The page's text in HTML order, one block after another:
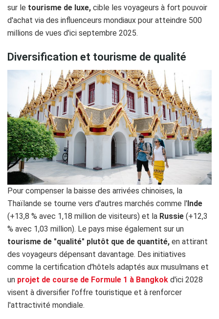
sur le tourisme de luxe, cible les voyageurs à fort pouvoir
d'achat via des influenceurs mondiaux pour atteindre 500
millions de vues d'ici septembre 2025.
Diversification et tourisme de qualité
Pour compenser la baisse des arrivées chinoises, la
Thaïlande se tourne vers d'autres marchés comme l'Inde
(+13,8 % avec 1,18 million de visiteurs) et la Russie (+12,3
% avec 1,03 million). Le pays mise également sur un
tourisme de "qualité" plutôt que de quantité, en attirant
des voyageurs dépensant davantage. Des initiatives
comme la certification d'hôtels adaptés aux musulmans et
un projet de course de Formule 1 à Bangkok d'ici 2028
visent à diversifier l'offre touristique et à renforcer
l'attractivité mondiale.